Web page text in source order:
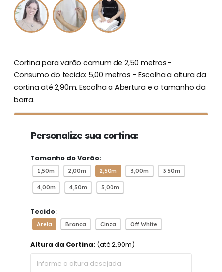
Cortina para varão comum de 2,50 metros -
Consumo do tecido: 5,00 metros - Escolha a altura da
cortina até 2,90m. Escolha a Abertura e o tamanho da
barra.
Personalize sua cortina:
Tamanho do Varão:
1,50m 2,00m 2,50m 3,00m 3,50m
4,00m 4,50m 5,00m
Tecido:
Areia Branca Cinza Off White
Altura da Cortina: (até 2,90m)